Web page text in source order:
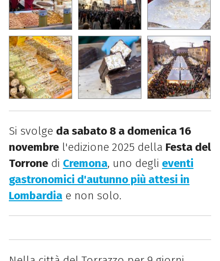
Si svolge da sabato 8 a domenica 16
novembrel'edizione 2025 della Festa del
Torronedi Cremona, uno degli eventi
gastronomici d'autunno più attesi in
Lombardiae non solo.